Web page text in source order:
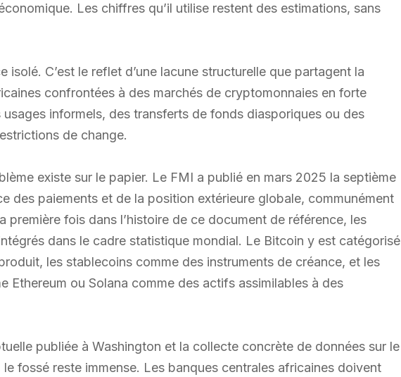
Les chiffres qu’il utilise restent des estimations, sans
isolé. C’est le reflet d’une lacune structurelle que partagent la
confrontées à des marchés de cryptomonnaies en forte
informels, des transferts de fonds diasporiques ou des
de change.
existe sur le papier. Le FMI a publié en mars 2025 la septième
des paiements et de la position extérieure globale, communément
première fois dans l’histoire de ce document de référence, les
dans le cadre statistique mondial. Le Bitcoin y est catégorisé
les stablecoins comme des instruments de créance, et les
Ethereum ou Solana comme des actifs assimilables à des
publiée à Washington et la collecte concrète de données sur le
fossé reste immense. Les banques centrales africaines doivent